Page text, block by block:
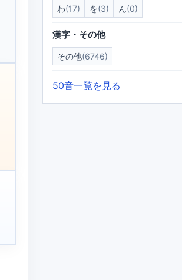
わ(17) を(3) ん(0)
漢字・その他
その他(6746)
50音一覧を見る